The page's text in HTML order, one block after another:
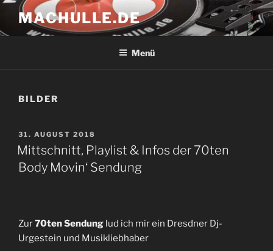
Zum
Inhalt
springen
MACHULLE.DE
Menü
BILDER
VERÖFFENTLICHT
AM
31. AUGUST 2018
Mittschnitt, Playlist & Infos der 70ten
Body Movin‘ Sendung
Zur70ten Sendung lud ich mir ein Dresdner Dj-
Urgestein und Musikliebhaber